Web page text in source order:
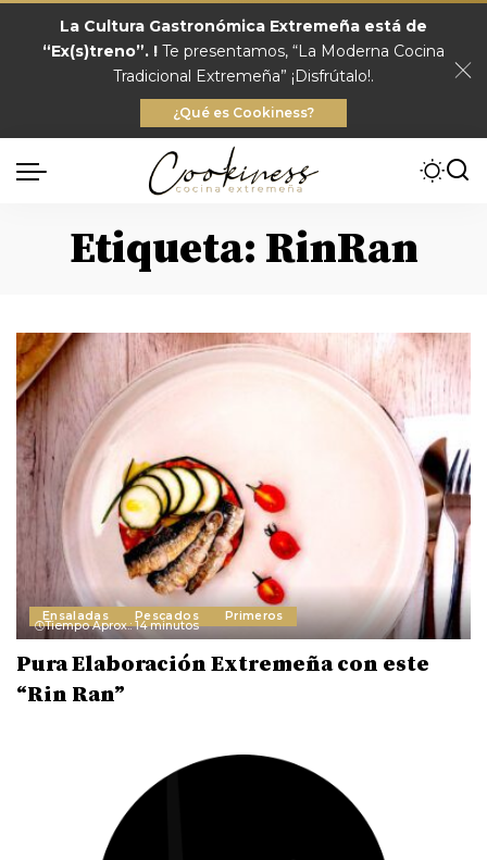
La Cultura Gastronómica Extremeña está de
“Ex(s)treno”. ! Te presentamos, “La Moderna Cocina
Tradicional Extremeña” ¡Disfrútalo!.
¿Qué es Cookiness?
Etiqueta: RinRan
Ensaladas Pescados Primeros
Tiempo Aprox.: 14 minutos
Pura Elaboración Extremeña con este
“Rin Ran”